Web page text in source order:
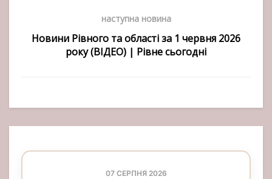
наступна новина
Новини Рівного та області за 1 червня 2026
року (ВІДЕО) | Рівне сьогодні
07 СЕРПНЯ 2026